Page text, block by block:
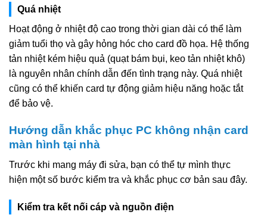
Quá nhiệt
Hoạt động ở nhiệt độ cao trong thời gian dài có thể làm
giảm tuổi thọ và gây hỏng hóc cho card đồ họa. Hệ thống
tản nhiệt kém hiệu quả (quạt bám bụi, keo tản nhiệt khô)
là nguyên nhân chính dẫn đến tình trạng này. Quá nhiệt
cũng có thể khiến card tự động giảm hiệu năng hoặc tắt
để bảo vệ.
Hướng dẫn khắc phục PC không nhận card
màn hình tại nhà
Trước khi mang máy đi sửa, bạn có thể tự mình thực
hiện một số bước kiểm tra và khắc phục cơ bản sau đây.
Kiểm tra kết nối cáp và nguồn điện